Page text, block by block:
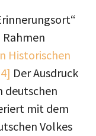
Historischen
Der Ausdruck
deutschen
mit dem
Volkes